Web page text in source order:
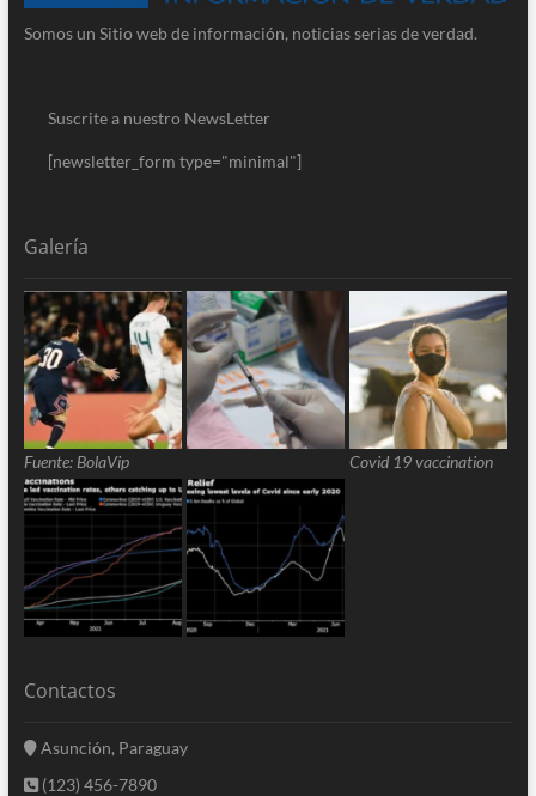
Somos un Sitio web de información, noticias serias de verdad.
Suscrite a nuestro NewsLetter
[newsletter_form type="minimal"]
Galería
Fuente: BolaVip Covid 19 vaccination
Contactos
Asunción, Paraguay
(123) 456-7890